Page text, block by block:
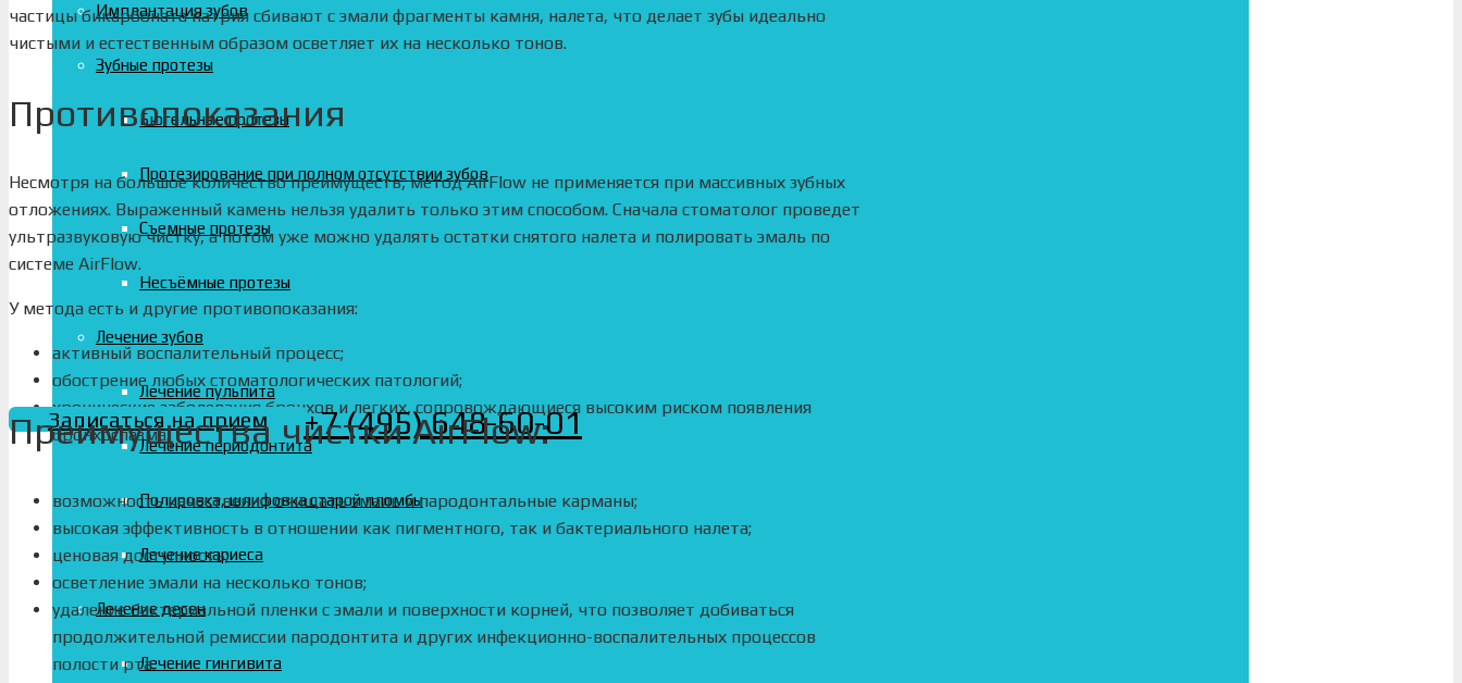
Имплантация зубов
Зубные протезы
Бюгельные протезы
Протезирование при полном отсутствии зубов
Съемные протезы
Несъёмные протезы
Лечение зубов
Лечение пульпита
Лечение периодонтита
Полировка, шлифовка старой пломбы
Лечение кариеса
Лечение десен
Лечение гингивита
частицы бикарбоната натрия сбивают с эмали фрагменты камня, налета, что делает зубы идеально
чистыми и естественным образом осветляет их на несколько тонов.
Противопоказания
Несмотря на большое количество преимуществ, метод AirFlow не применяется при массивных зубных
отложениях. Выраженный камень нельзя удалить только этим способом. Сначала стоматолог проведет
ультразвуковую чистку, а потом уже можно удалять остатки снятого налета и полировать эмаль по
системе AirFlow.
У метода есть и другие противопоказания:
активный воспалительный процесс;
обострение любых стоматологических патологий;
хронические заболевания бронхов и легких, сопровождающиеся высоким риском появления
бронхоспазма.
Записаться на прием +7 (495) 648-60-01
Преимущества чистки AirFlow:
возможность качественно очищать эмаль и пародонтальные карманы;
высокая эффективность в отношении как пигментного, так и бактериального налета;
ценовая доступность;
осветление эмали на несколько тонов;
удаление бактериальной пленки с эмали и поверхности корней, что позволяет добиваться
продолжительной ремиссии пародонтита и других инфекционно-воспалительных процессов
полости рта.